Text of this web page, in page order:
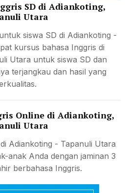
SD di Adiankoting,
Utara
siswa SD di Adiankoting -
kursus bahasa Inggris di
Utara untuk siswa SD dan
terjangkau dan hasil yang
Online di Adiankoting,
Utara
Adiankoting - Tapanuli Utara
anak Anda dengan jaminan 3
berbahasa Inggris.